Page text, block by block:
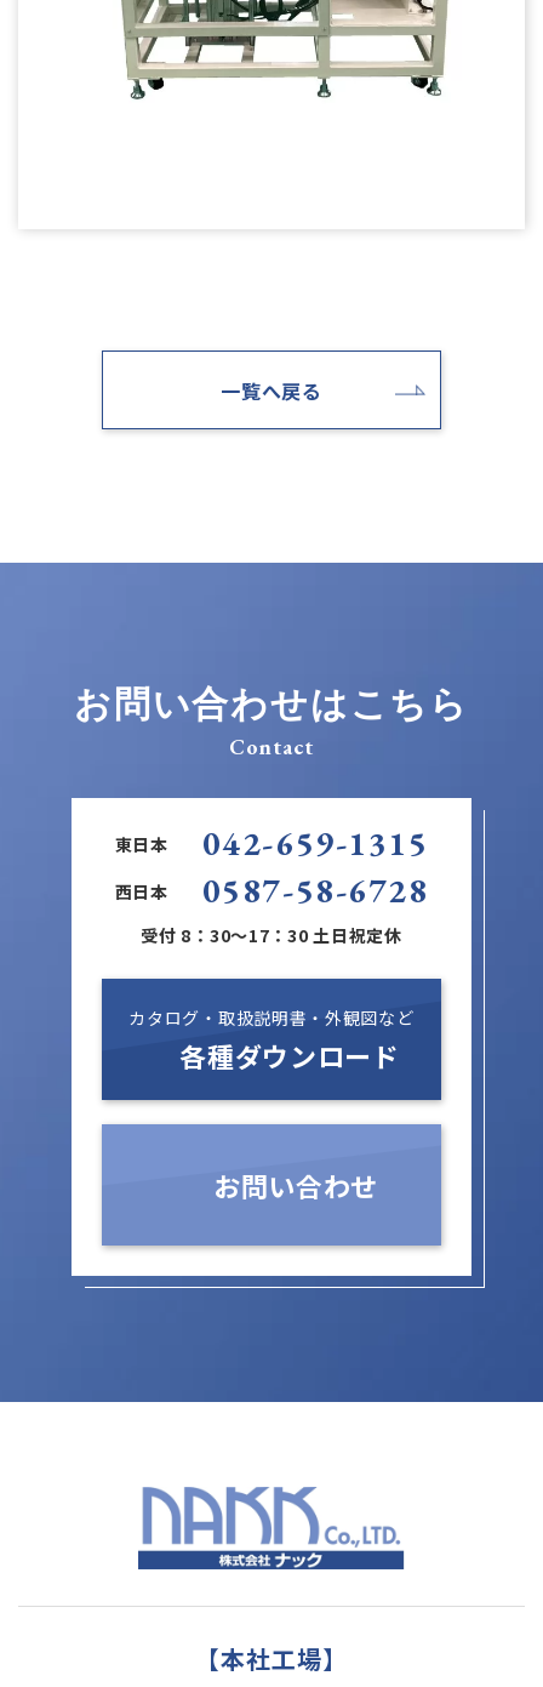
一覧へ戻る
お問い合わせはこちら
Contact
東日本 042-659-1315
西日本 0587-58-6728
受付 8：30～17：30 土日祝定休
カタログ・取扱説明書・外観図など
各種ダウンロード
お問い合わせ
【本社工場】